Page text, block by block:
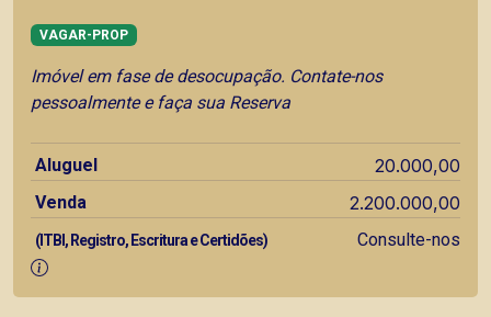
VAGAR-PROP
Imóvel em fase de desocupação. Contate-nos
pessoalmente e faça sua Reserva
Aluguel 20.000,00
Venda 2.200.000,00
(ITBI, Registro, Escritura e Certidões) Consulte-nos